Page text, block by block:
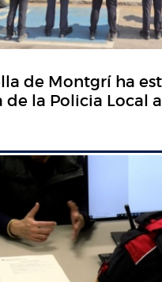
de Montgrí ha
de la Policia Local